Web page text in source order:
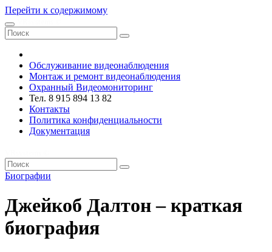
Перейти к содержимому
Обслуживание видеонаблюдения
Монтаж и ремонт видеонаблюдения
Охранный Видеомониторинг
Тел. 8 915 894 13 82
Контакты
Политика конфиденциальности
Документация
Биографии
Джейкоб Далтон – краткая
биография